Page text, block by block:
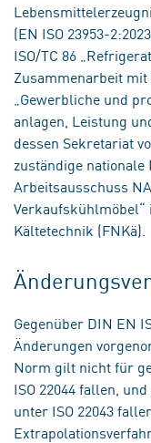
(EN ISO 23953-
ISO/TC 86
Zusammenarbeit mit
„Gewerbliche und
anlagen, Leistung
dessen Sekretariat
zuständige
Arbeitsausschuss
Kältetechnik (FNKä).
Gegenüber DIN EN
Änderungen
Norm gilt nicht für
ISO 22044 fallen,
unter ISO 22043